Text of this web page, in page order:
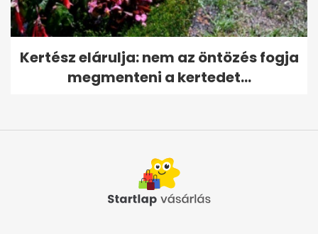
Kertész elárulja: nem az öntözés fogja
megmenteni a kertedet...